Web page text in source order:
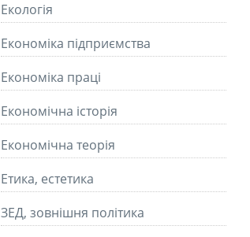
Екологія
Економіка підприємства
Економіка праці
Економічна історія
Економічна теорія
Етика, естетика
ЗЕД, зовнішня політика